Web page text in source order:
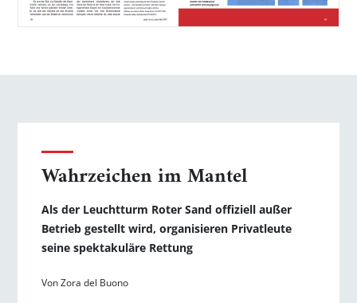
Wahrzeichen im Mantel
Als der Leuchtturm Roter Sand offiziell außer
Betrieb gestellt wird, organisieren Privatleute
seine spektakuläre Rettung
Von Zora del Buono